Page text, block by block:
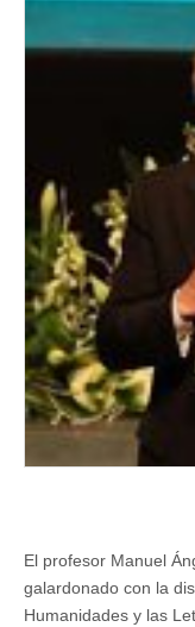
Vázquez
presidirá
Periodismo
2025
organizado
por
la
Asociación
de
Huelva
con
el
apoyo
la
El profesor Manuel
galardonado con la
Humanidades y las